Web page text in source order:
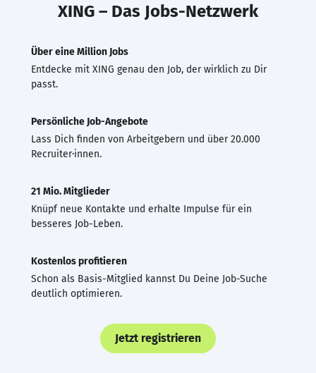
XING – Das Jobs-Netzwerk
Über eine Million Jobs
Entdecke mit XING genau den Job, der wirklich zu Dir
passt.
Persönliche Job-Angebote
Lass Dich finden von Arbeitgebern und über 20.000
Recruiter·innen.
21 Mio. Mitglieder
Knüpf neue Kontakte und erhalte Impulse für ein
besseres Job-Leben.
Kostenlos profitieren
Schon als Basis-Mitglied kannst Du Deine Job-Suche
deutlich optimieren.
Jetzt registrieren